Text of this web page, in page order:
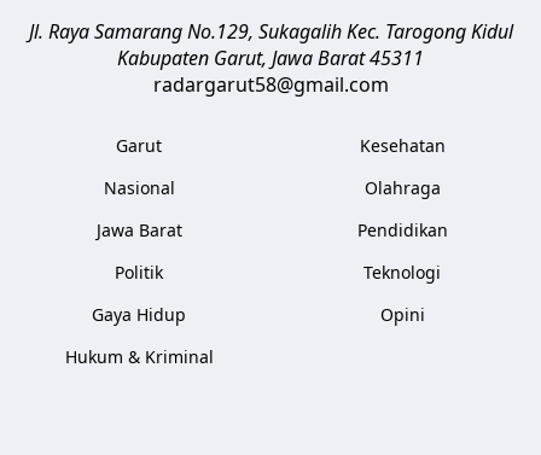
Jl. Raya Samarang No.129, Sukagalih Kec. Tarogong Kidul
Kabupaten Garut, Jawa Barat45311
radargarut58@gmail.com
Garut
Nasional
Jawa Barat
Politik
Gaya Hidup
Hukum & Kriminal
Kesehatan
Olahraga
Pendidikan
Teknologi
Opini